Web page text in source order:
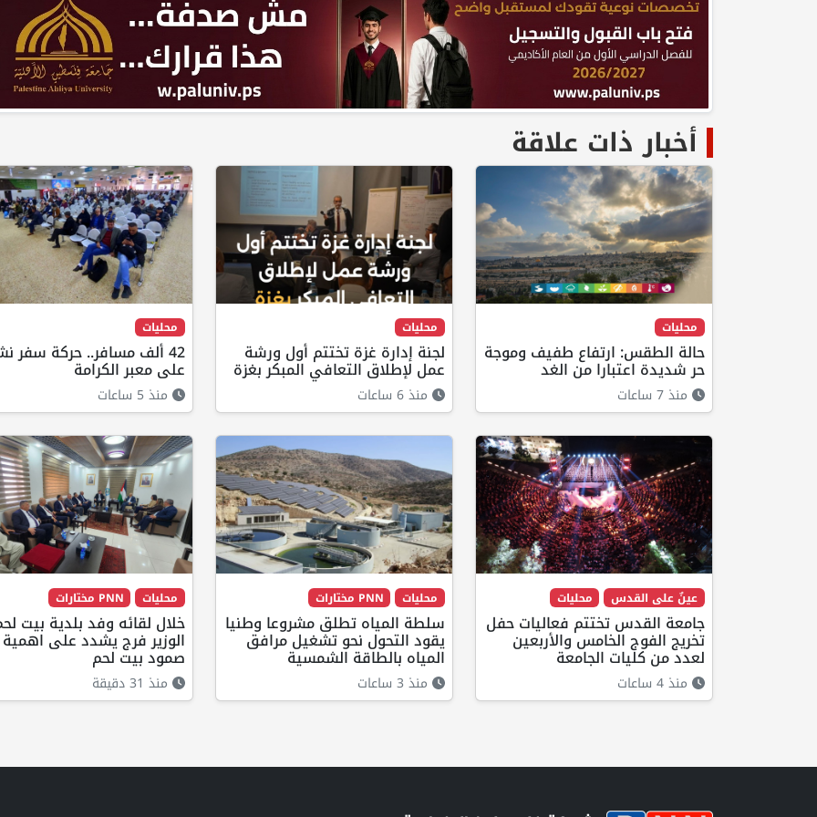
أخبار ذات علاقة
محليات
حالة الطقس: ارتفاع طفيف وموجة
حر شديدة اعتبارا من الغد
منذ 7 ساعات
محليات
لجنة إدارة غزة تختتم أول ورشة
عمل لإطلاق التعافي المبكر بغزة
منذ 6 ساعات
محليات
42 ألف مسافر.. حركة سفر
على معبر الكرامة
منذ 5 ساعات
عينٌ على القدس محليات
جامعة القدس تختتم فعاليات حفل
تخريج الفوج الخامس والأربعين
لعدد من كليات الجامعة
منذ 4 ساعات
محليات PNN مختارات
سلطة المياه تطلق مشروعا وطنيا
يقود التحول نحو تشغيل مرافق
المياه بالطاقة الشمسية
منذ 3 ساعات
محليات PNN مختارات
خلال لقائه وفد بلدية بيت
الوزير فرج يشدد على اهمية
صمود بيت لحم
منذ 31 دقيقة